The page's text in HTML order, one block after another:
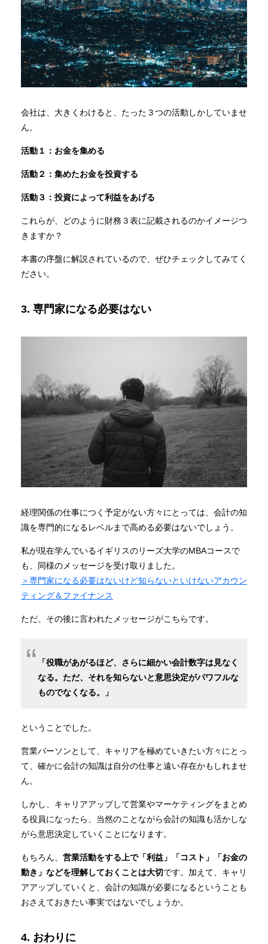
会社は、大きくわけると、たった３つの活動しかしていませ
ん。
活動１：お金を集める
活動２：集めたお金を投資する
活動３：投資によって利益をあげる
これらが、どのように財務３表に記載されるのかイメージつ
きますか？
本書の序盤に解説されているので、ぜひチェックしてみてく
ださい。
3. 専門家になる必要はない
経理関係の仕事につく予定がない方々にとっては、会計の知
識を専門的になるレベルまで高める必要はないでしょう。
私が現在学んでいるイギリスのリーズ大学のMBAコースで
も、同様のメッセージを受け取りました。
＞専門家になる必要はないけど知らないといけないアカウン
ティング＆ファイナンス
ただ、その後に言われたメッセージがこちらです。
「役職があがるほど、さらに細かい会計数字は見なく
なる。ただ、それを知らないと意思決定がパワフルな
ものでなくなる。」
ということでした。
営業パーソンとして、キャリアを極めていきたい方々にとっ
て、確かに会計の知識は自分の仕事と遠い存在かもしれませ
ん。
しかし、キャリアアップして営業やマーケティングをまとめ
る役員になったら、当然のことながら会計の知識も活かしな
がら意思決定していくことになります。
もちろん、 営業活動をする上で「利益」「コスト」「お金の
動き」などを理解しておくことは大切です。加えて、キャリ
アアップしていくと、会計の知識が必要になるということも
おさえておきたい事実ではないでしょうか。
4. おわりに